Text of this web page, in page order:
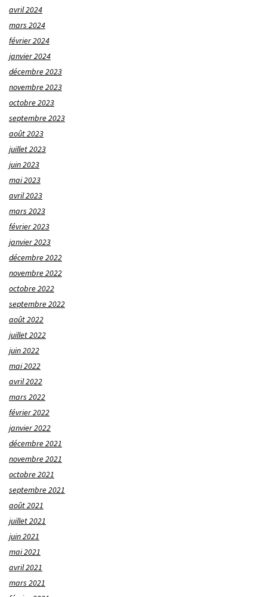
avril 2024
mars 2024
février 2024
janvier 2024
décembre 2023
novembre 2023
octobre 2023
septembre 2023
août 2023
juillet 2023
juin 2023
mai 2023
avril 2023
mars 2023
février 2023
janvier 2023
décembre 2022
novembre 2022
octobre 2022
septembre 2022
août 2022
juillet 2022
juin 2022
mai 2022
avril 2022
mars 2022
février 2022
janvier 2022
décembre 2021
novembre 2021
octobre 2021
septembre 2021
août 2021
juillet 2021
juin 2021
mai 2021
avril 2021
mars 2021